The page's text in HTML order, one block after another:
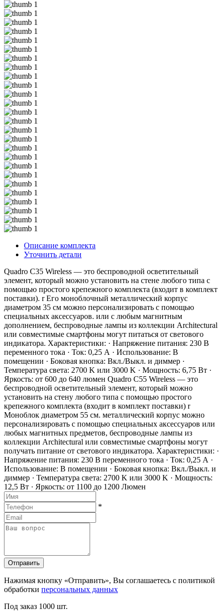
Описание комплекта
Уточнить детали
Quadro C35 Wireless — это беспроводной осветительный
элемент, который можно установить на стене любого типа с
помощью простого крепежного комплекта (входит в комплект
поставки). r Его моноблочный металлический корпус
диаметром 35 см можно персонализировать с помощью
специальных аксессуаров. или с любым магнитным
дополнением, беспроводные лампы из коллекции Architectural
или совместимые смартфоны могут питаться от светового
индикатора. Характеристики: · Напряжение питания: 230 В
переменного тока · Ток: 0,25 А · Использование: В
помещении · Боковая кнопка: Вкл./Выкл. и диммер ·
Температура света: 2700 K или 3000 K · Мощность: 6,75 Вт ·
Яркость: от 600 до 640 люмен Quadro C55 Wireless — это
беспроводной осветительный элемент, который можно
установить на стену любого типа с помощью простого
крепежного комплекта (входит в комплект поставки) r
Моноблок диаметром 55 см. металлический корпус можно
персонализировать с помощью специальных аксессуаров или
любых магнитных предметов, беспроводные лампы из
коллекции Architectural или совместимые смартфоны могут
получать питание от светового индикатора. Характеристики: ·
Напряжение питания: 230 В переменного тока · Ток: 0,25 А ·
Использование: В помещении · Боковая кнопка: Вкл./Выкл. и
диммер · Температура света: 2700 K или 3000 K · Мощность:
12,5 Вт · Яркость: от 1100 до 1200 Люмен
*
Отправить
Нажимая кнопку «Отправить», Вы соглашаетесь с политикой
обработки персональных данных
Под заказ 1000 шт.